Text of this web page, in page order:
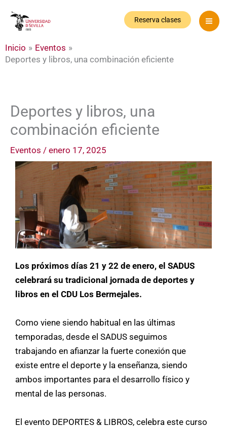
Reserva clases
Inicio
Eventos
Deportes y libros, una combinación eficiente
Deportes y libros, una
combinación eficiente
Eventos / enero 17, 2025
Los próximos días 21 y 22 de enero, el SADUS
celebrará su tradicional jornada de deportes y
libros en el CDU Los Bermejales.
Como viene siendo habitual en las últimas
temporadas, desde el SADUS seguimos
trabajando en afianzar la fuerte conexión que
existe entre el deporte y la enseñanza, siendo
ambos importantes para el desarrollo físico y
mental de las personas.
El evento DEPORTES & LIBROS, celebra este curso